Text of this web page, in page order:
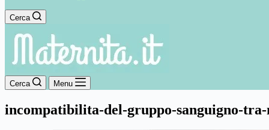
Cerca
Cerca Menu
incompatibilita-del-gruppo-sanguigno-